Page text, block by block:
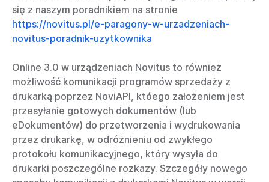
się z naszym poradnikiem na stronie
https://novitus.pl/e-paragony-w-urzadzeniach-
novitus-poradnik-uzytkownika
Online 3.0 w urządzeniach Novitus to również
możliwość komunikacji programów sprzedaży z
drukarką poprzez NoviAPI, któego założeniem jest
przesyłanie gotowych dokumentów (lub
eDokumentów) do przetworzenia i wydrukowania
przez drukarkę, w odróżnieniu od zwykłego
protokołu komunikacyjnego, który wysyła do
drukarki poszczególne rozkazy. Szczegóły nowego